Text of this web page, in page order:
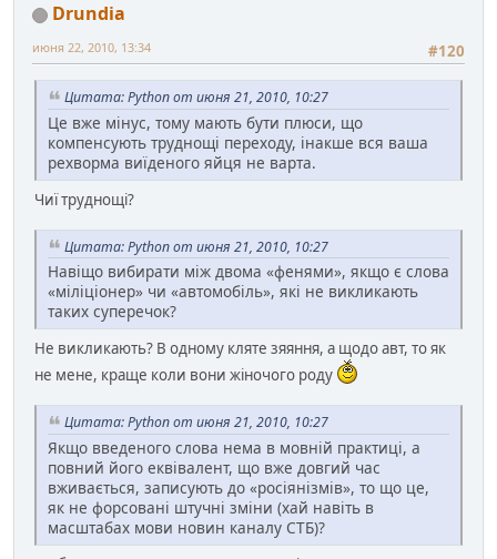
Drundia
#120
июня 22, 2010, 13:34
Цитата: Python от июня 21, 2010, 10:27
Це вже мінус, тому мають бути плюси, що
компенсують труднощі переходу, інакше вся ваша
рехворма виїденого яйця не варта.
Чиї труднощі?
Цитата: Python от июня 21, 2010, 10:27
Навіщо вибирати між двома «фенями», якщо є слова
«міліціонер» чи «автомобіль», які не викликають
таких суперечок?
Не викликають? В одному кляте зяяння, а щодо авт, то як
не мене, краще коли вони жіночого роду
Цитата: Python от июня 21, 2010, 10:27
Якщо введеного слова нема в мовній практиці, а
повний його еквівалент, що вже довгий час
вживається, записують до «росіянізмів», то що це,
як не форсовані штучні зміни (хай навіть в
масштабах мови новин каналу СТБ)?